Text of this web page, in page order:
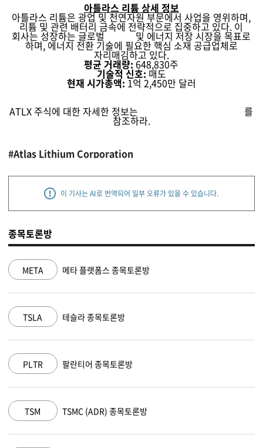
아틀라스 리튬 상세 정보
아틀라스 리튬은 광업 및 천연자원 부문에서 사업을 영위하며,
리튬 및 관련 배터리 금속에 전략적으로 집중하고 있다. 이
회사는 성장하는 글로벌 전기차및 에너지 저장 시장을 목표로
하며, 에너지 전환 기술에 필요한 핵심 소재 공급업체로
자리매김하고 있다.
평균 거래량:648,830주
기술적 신호:매도
현재 시가총액: 1억 2,450만 달러
ATLX 주식에 대한 자세한 정보는
팁랭크스 주식 분석 페이지를
참조하라.
#Atlas Lithium Corporation
이 기사는 AI로 번역되어 일부 오류가 있을 수 있습니다.
종목토론방
NVDA 엔비디아 종목토론방
MSFT
AAPL
AMZN 아마존 닷컴 종목토론방